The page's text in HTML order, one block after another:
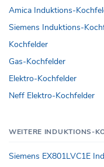
Amica Induktions-
Siemens Induktions-
Kochfelder
Gas-Kochfelder
Elektro-Kochfelder
Neff Elektro-Kochfelder
WEITERE INDUKTIONS-
Siemens EX801LVC1E